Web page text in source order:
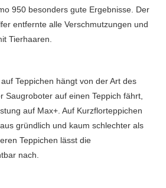
950 besonders gute Ergebnisse. Der
entfernte alle Verschmutzungen und
Tierhaaren.
Teppichen hängt von der Art des
Saugroboter auf einen Teppich fährt,
auf Max+. Auf Kurzflorteppichen
gründlich und kaum schlechter als
Teppichen lässt die
nach.